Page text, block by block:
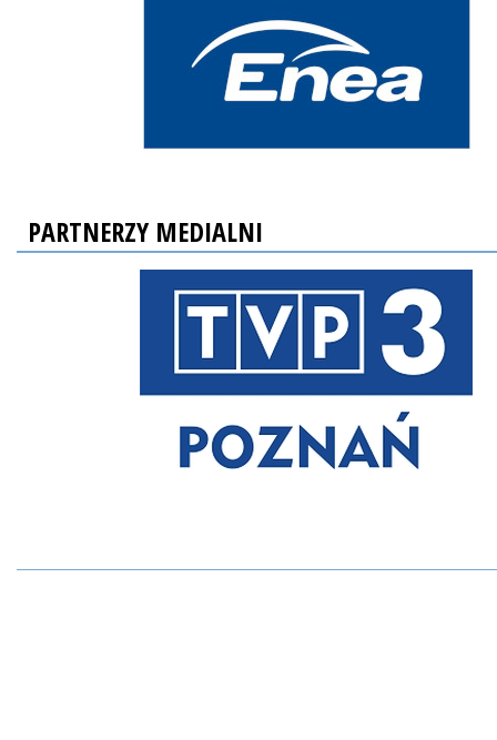
PARTNERZY MEDIALNI